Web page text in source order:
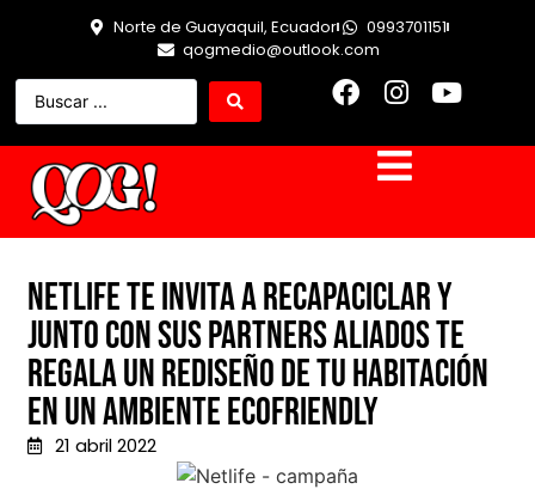
Norte de Guayaquil, Ecuador
0993701151
qogmedio@outlook.com
Netlife te invita a RECAPACICLAR y
junto con sus partners aliados te
regala un rediseño de tu habitación
en un ambiente ecofriendly
21 abril 2022